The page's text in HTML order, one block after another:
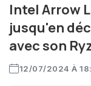
Intel Arrow
jusqu'en
avec son
12/07/2024 À